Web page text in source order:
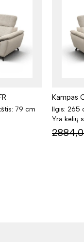
79 cm
Kampas
Ilgis: 265
Yra kelių